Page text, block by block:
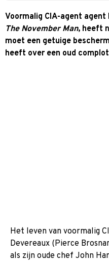
Voormalig CIA-agent
The November Man, heeft
moet een getuige
heeft over een oud
Het leven van voormalig
Devereaux (Pierce
als zijn oude chef John